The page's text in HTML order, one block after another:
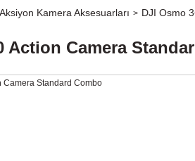
Aksiyon Kamera Aksesuarları DJI Osmo
Action Camera